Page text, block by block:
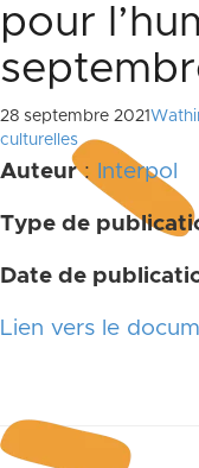
pour
28 septembre 2021
culturelles
Auteur: Interpol
Type de
Date de
Lien vers le